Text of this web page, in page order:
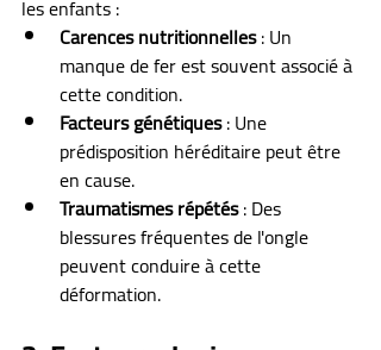
les enfants :
Carences nutritionnelles : Un
manque de fer est souvent associé à
cette condition.
Facteurs génétiques : Une
prédisposition héréditaire peut être
en cause.
Traumatismes répétés : Des
blessures fréquentes de l'ongle
peuvent conduire à cette
déformation.